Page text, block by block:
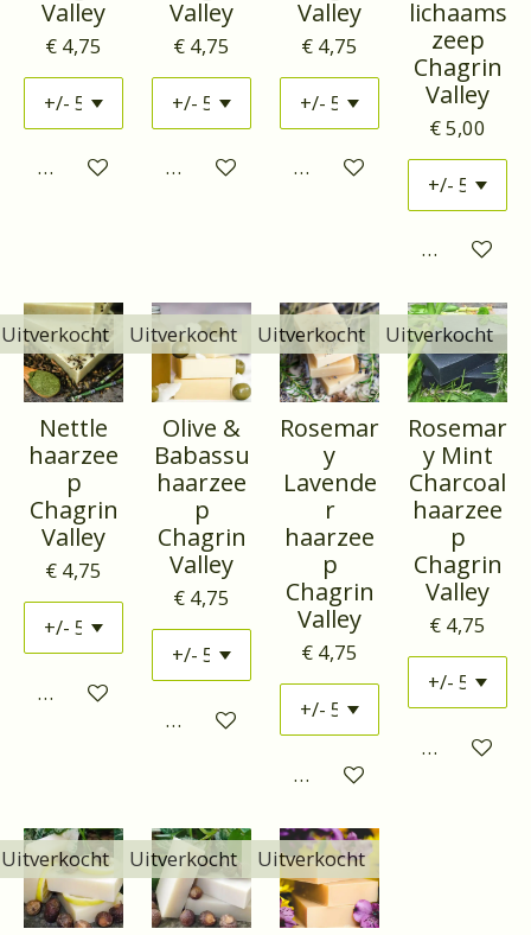
Valley
€ 4,75
Houd mij op de hoogte
Valley
€ 4,75
Houd mij op de hoogte
Valley
€ 4,75
Houd mij op de hoogte
lichaams
zeep
Chagrin
Valley
€ 5,00
Houd mij
Uitverkocht
Nettle
haarzee
p
Chagrin
Valley
€ 4,75
Houd mij op de hoogte
Uitverkocht
Olive &
Babassu
haarzee
p
Chagrin
Valley
€ 4,75
Houd mij op de hoogte
Uitverkocht
Rosemar
y
Lavende
r
haarzee
p
Chagrin
Valley
€ 4,75
Houd mij op de hoogte
Uitverkocht
Rosemar
y Mint
Charcoal
haarzee
p
Chagrin
Valley
€ 4,75
Houd mij
Uitverkocht Uitverkocht Uitverkocht